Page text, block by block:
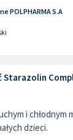
POLPHARMA S.A
Starazolin
i chłodnym
dzieci.